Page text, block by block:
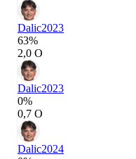
Dalic2023
63%
2,0 О
Dalic2023
0%
0,7 О
Dalic2024